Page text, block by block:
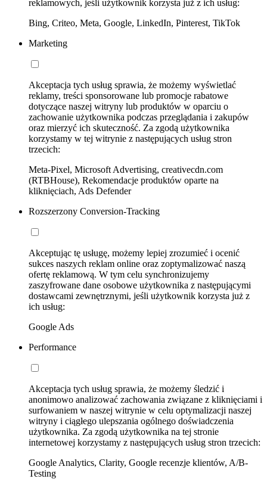
reklamowych, jeśli użytkownik korzysta już z ich usług:
Bing, Criteo, Meta, Google, LinkedIn, Pinterest, TikTok
Marketing
Akceptacja tych usług sprawia, że możemy wyświetlać
reklamy, treści sponsorowane lub promocje rabatowe
dotyczące naszej witryny lub produktów w oparciu o
zachowanie użytkownika podczas przeglądania i zakupów
oraz mierzyć ich skuteczność. Za zgodą użytkownika
korzystamy w tej witrynie z następujących usług stron
trzecich:
Meta-Pixel, Microsoft Advertising, creativecdn.com
(RTBHouse), Rekomendacje produktów oparte na
kliknięciach, Ads Defender
Rozszerzony Conversion-Tracking
Akceptując tę usługę, możemy lepiej zrozumieć i ocenić
sukces naszych reklam online oraz zoptymalizować naszą
ofertę reklamową. W tym celu synchronizujemy
zaszyfrowane dane osobowe użytkownika z następującymi
dostawcami zewnętrznymi, jeśli użytkownik korzysta już z
ich usług:
Google Ads
Performance
Akceptacja tych usług sprawia, że możemy śledzić i
anonimowo analizować zachowania związane z kliknięciami i
surfowaniem w naszej witrynie w celu optymalizacji naszej
witryny i ciągłego ulepszania ogólnego doświadczenia
użytkownika. Za zgodą użytkownika na tej stronie
internetowej korzystamy z następujących usług stron trzecich:
Google Analytics, Clarity, Google recenzje klientów, A/B-
Testing